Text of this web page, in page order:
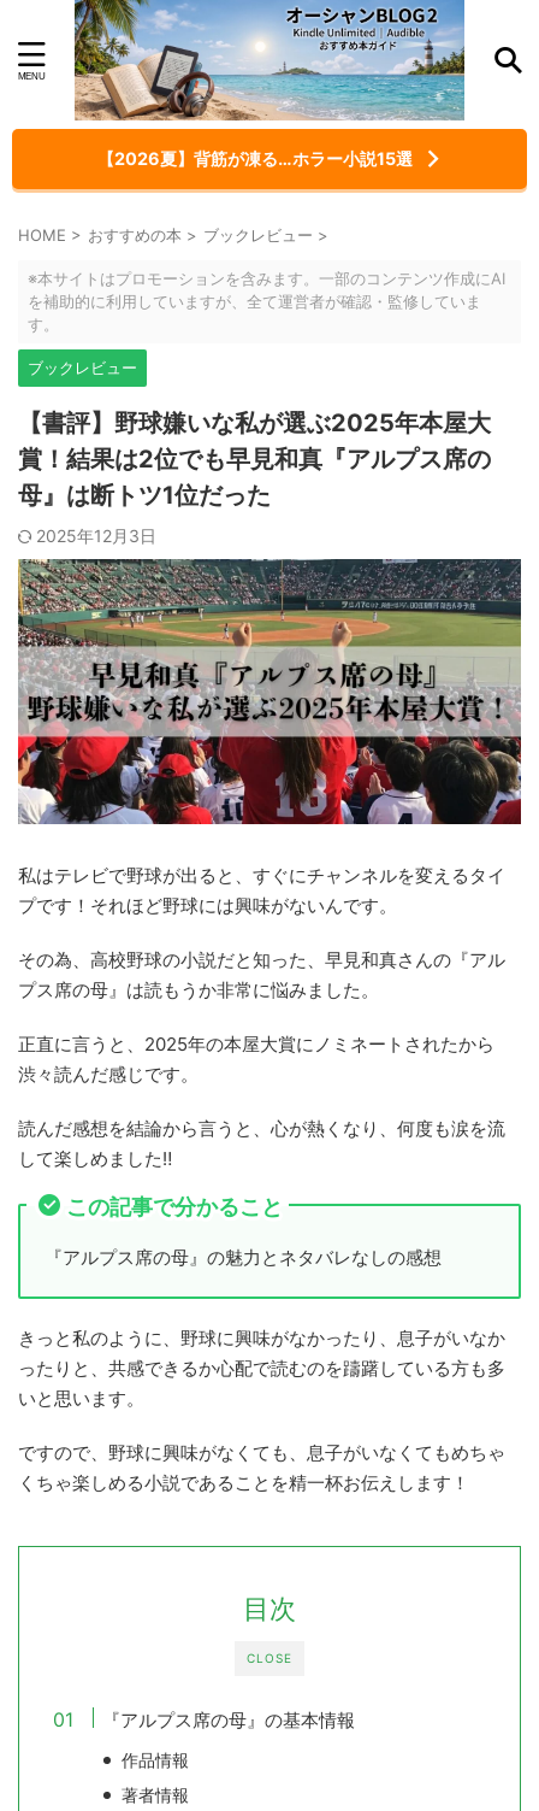
【2026夏】背筋が凍る…ホラー小説15選
HOME > おすすめの本 > ブックレビュー >
※本サイトはプロモーションを含みます。一部のコンテンツ作成にAI
を補助的に利用していますが、全て運営者が確認・監修していま
す。
ブックレビュー
【書評】野球嫌いな私が選ぶ2025年本屋大
賞！結果は2位でも早見和真『アルプス席の
母』は断トツ1位だった
2025年12月3日
私はテレビで野球が出ると、すぐにチャンネルを変えるタイ
プです！それほど野球には興味がないんです。
その為、高校野球の小説だと知った、早見和真さんの『アル
プス席の母』は読もうか非常に悩みました。
正直に言うと、2025年の本屋大賞にノミネートされたから
渋々読んだ感じです。
読んだ感想を結論から言うと、心が熱くなり、何度も涙を流
して楽しめました‼
この記事で分かること
『アルプス席の母』の魅力とネタバレなしの感想
きっと私のように、野球に興味がなかったり、息子がいなか
ったりと、共感できるか心配で読むのを躊躇している方も多
いと思います。
ですので、野球に興味がなくても、息子がいなくてもめちゃ
くちゃ楽しめる小説であることを精一杯お伝えします！
CLOSE
目次
『アルプス席の母』の基本情報
作品情報
著者情報